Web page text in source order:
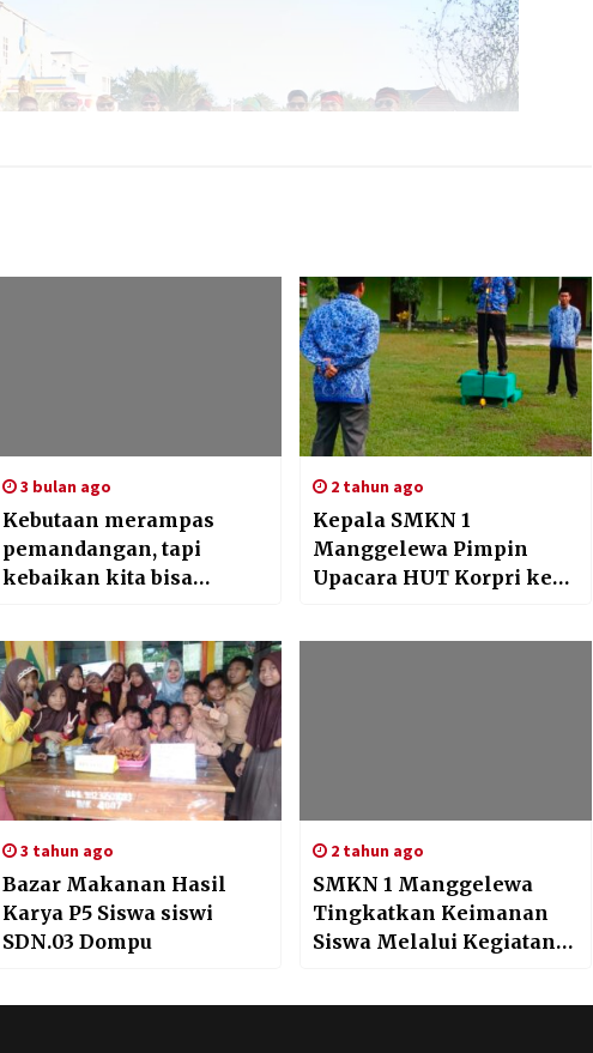
3 bulan ago
Kebutaan merampas
pemandangan, tapi
kebaikan kita bisa
semangat hidupnya
2 tahun ago
Kepala SMKN 1
Manggelewa Pimpin
Upacara HUT Korpri ke
Inspiratif”
3 tahun ago
Bazar Makanan Hasil
Karya P5 Siswa siswi
SDN.03 Dompu
2 tahun ago
SMKN 1 Manggelewa
Tingkatkan Keimanan
Siswa Melalui Kegiatan